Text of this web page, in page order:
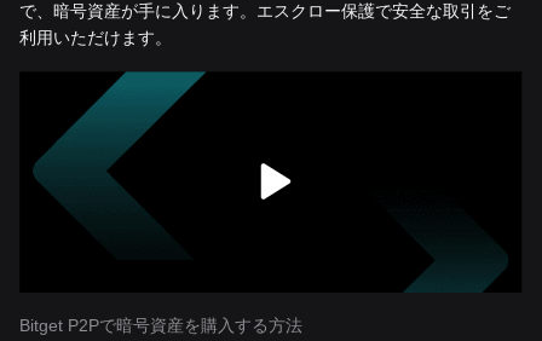
で、暗号資産が手に入ります。エスクロー保護で安全な取引をご
利用いただけます。
Bitget P2Pで暗号資産を購入する方法